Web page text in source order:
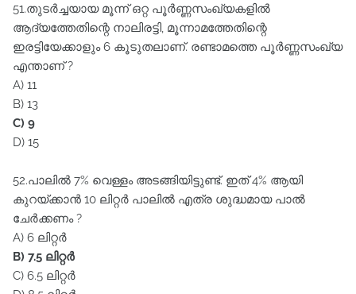
51.തുടർച്ചയായ മൂന്ന്‌ ഒറ്റ പൂർണ്ണസംഖ്യകളിൽ
ആദ്യത്തേതിന്റെ നാലിരട്ടി, മൂന്നാമത്തേതിന്റെ
ഇരട്ടിയേക്കാളും 6 കൂടുതലാണ്‌. രണ്ടാമത്തെ പൂർണ്ണസംഖ്യ
എന്താണ്‌ ?
A) 11
B) 13
C) 9
D) 15
52.പാലിൽ 7% വെള്ളം അടങ്ങിയിട്ടുണ്ട്‌. ഇത്‌ 4% ആയി
കുറയ്ക്കാൻ 10 ലിറ്റർ പാലിൽ എത്ര ശുദ്ധമായ പാൽ
ചേർക്കണം ?
A) 6 ലിറ്റർ
B) 7.5 ലിറ്റർ
C) 6.5 ലിറ്റർ